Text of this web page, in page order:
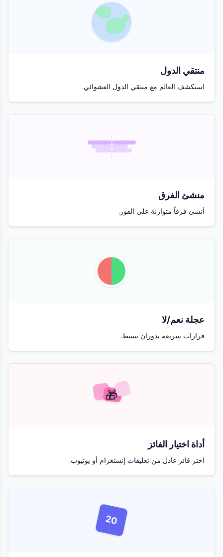
منتقي الدول
استكشف العالم مع منتقي الدول العشوائي.
منشئ الفرق
أنشئ فرقاً متوازنة على الفور.
عجلة نعم/لا
قرارات سريعة بدوران بسيط.
🎁
أداة اختيار الفائز
اختر فائز عادل من تعليقات إنستغرام أو يوتيوب.
20